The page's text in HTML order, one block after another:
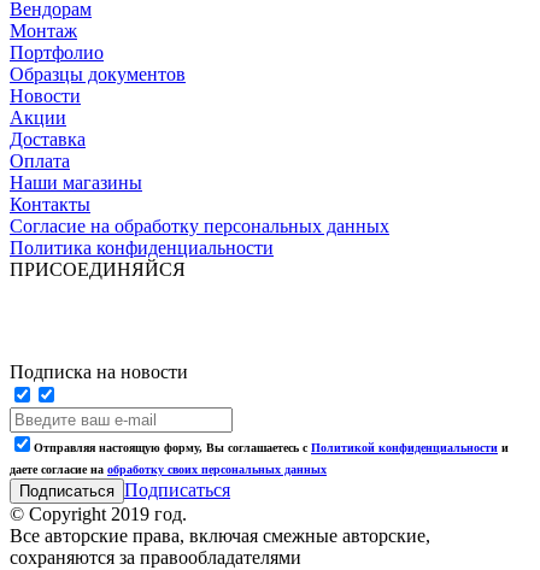
Вендорам
Монтаж
Портфолио
Образцы документов
Новости
Акции
Доставка
Оплата
Наши магазины
Контакты
Согласие на обработку персональных данных
Политика конфиденциальности
ПРИСОЕДИНЯЙСЯ
Подписка на новости
Отправляя настоящую форму, Вы соглашаетесь с Политикой конфиденциальности и
даете согласие на обработку своих персональных данных
Подписаться
© Copyright 2019 год.
Все авторские права, включая смежные авторские,
сохраняются за правообладателями